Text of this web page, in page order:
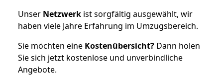
Unser Netzwerk ist sorgfältig ausgewählt, wir
haben viele Jahre Erfahrung im Umzugsbereich.
Sie möchten eine Kostenübersicht? Dann holen
Sie sich jetzt kostenlose und unverbindliche
Angebote.